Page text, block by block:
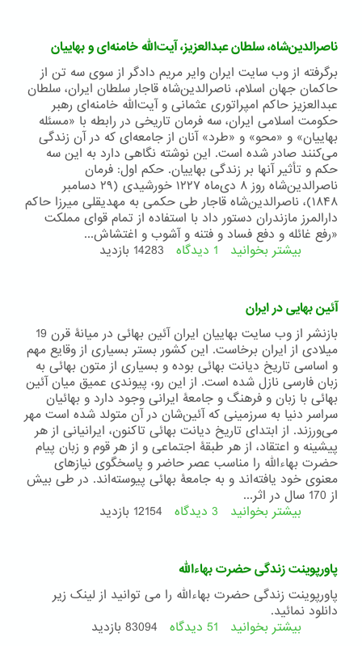
العین
ناصرالدین‌شاه، سلطان عبدالعزيز، آیت‌الله خامنه‌ای و بهاییان
برگرفته از وب سایت ایران وایر مریم دادگر از سوی سه تن از
حاکمان جهان اسلام، ناصرالدین‌شاه قاجار سلطان ایران، سلطان
عبدالعزيز حاکم امپراتوری عثمانی و آیت‌الله خامنه‌ای رهبر
حکومت اسلامی ایران، سه فرمان تاریخی در رابطه با «مسئله
بهاییان» و «محو» و «طرد» آنان از جامعه‌ای که در آن زندگی
می‌کنند صادر شده است. این نوشته نگاهی دارد به این سه
حکم و تأثیر آنها بر زندگی بهاییان. حکم اول: فرمان
ناصرالدین‌شاه روز ۸ دی‌ماه ۱۲۲۷ خورشیدی (٢٩ دسامبر
۱۸۴۸)، ناصرالدین‌شاه قاجار طی حکمی به مهدیقلی میرزا حاکم
دارالمرز مازندران دستور داد با استفاده از تمام قوای مملکت
«رفع غائله و دفع فساد و فتنه و آشوب و اغتشاش...
بیشتر بخوانید درباره
خامنه‌ای
و
بهاییان
1 دیدگاه 14283 بازدید
آئین بهایی در ایران
بازنشر از وب سایت بهاییان ایران آئین بهائی در میانۀ قرن 19
میلادی از ایران برخاست. این کشور بستر بسیاری از وقایع مهم
و اساسی تاریخ دیانت بهائی بوده و بسیاری از متون بهائی به
زبان فارسی نازل شده است. از این رو، پیوندی عمیق میان آئین
بهائی با زبان و فرهنگ و جامعۀ ایرانی وجود دارد و بهائیان
سراسر دنیا به سرزمینی که آئین‌شان در آن متولد شده است مهر
می‌ورزند. از ابتدای تاریخ دیانت بهائی تاکنون، ایرانیانی از هر
پیشینه و اعتقاد، از هر طبقۀ اجتماعی و از هر قوم و زبان پیام
حضرت بهاءالله را مناسب عصر حاضر و پاسخگوی نیازهای
معنوی خود یافته‌اند و به جامعۀ بهائی پیوسته‌اند. در طی بیش
از 170 سال در اثر...
بیشتر بخوانید درباره
ایران
3 دیدگاه 12154 بازدید
پاورپوینت زندگی حضرت بهاءالله
پاورپوینت زندگی حضرت بهاءالله را می توانید از لینک زیر
دانلود نمائید.
بیشتر بخوانید درباره
51 دیدگاه 83094 بازدید